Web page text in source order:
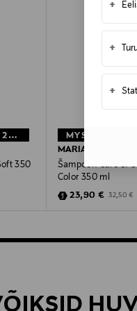
+
+
+
MYSTOCKMANN EELIS 26%
350
MARIA NILA
Šampoon Care &
Color 350 ml
Discounted Price
23,90 € Original
32,50 €